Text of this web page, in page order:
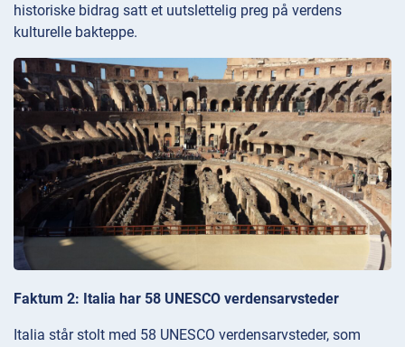
historiske bidrag satt et uutslettelig preg på verdens
kulturelle bakteppe.
Faktum 2: Italia har 58 UNESCO verdensarvsteder
Italia står stolt med 58 UNESCO verdensarvsteder, som